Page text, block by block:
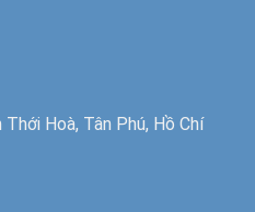
Hoà, Tân Phú, Hồ Chí